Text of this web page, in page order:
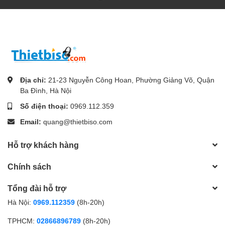
Địa chỉ: 21-23 Nguyễn Công Hoan, Phường Giảng Võ, Quận
Ba Đình, Hà Nội
Số điện thoại: 0969.112.359
Email: quang@thietbiso.com
Hỗ trợ khách hàng
Chính sách
Tổng đài hỗ trợ
Hà Nội: 0969.112359 (8h-20h)
TPHCM: 02866896789 (8h-20h)